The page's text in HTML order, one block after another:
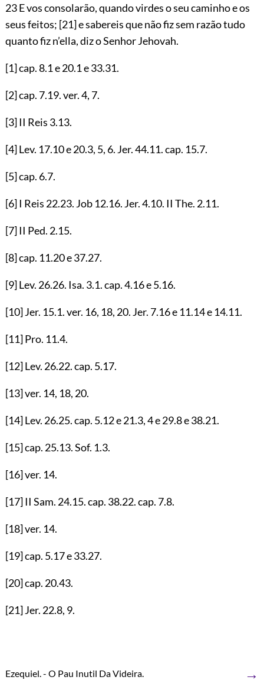
23 E vos consolarão, quando virdes o seu caminho e os
seus feitos; [21]e sabereis que não fiz sem razão tudo
quanto fiz n’ella, diz o SenhorJehovah.
[1]cap.8.1e20.1e33.31.
[2]cap. 7.19. ver.4, 7.
[3]II Reis 3.13.
[4]Lev. 17.10e20.3, 5, 6. Jer.44.11. cap. 15.7.
[5]cap. 6.7.
[6]I Reis 22.23. Job 12.16. Jer.4.10. II The. 2.11.
[7]II Ped. 2.15.
[8]cap. 11.20e37.27.
[9]Lev. 26.26. Isa. 3.1. cap.4.16e5.16.
[10]Jer. 15.1. ver. 16, 18, 20. Jer. 7.16e 11.14e 14.11.
[11]Pro. 11.4.
[12]Lev. 26.22. cap. 5.17.
[13]ver. 14, 18, 20.
[14]Lev. 26.25. cap. 5.12e21.3,4e29.8e38.21.
[15]cap. 25.13. Sof. 1.3.
[16]ver. 14.
[17]II Sam. 24.15. cap. 38.22. cap. 7.8.
[18]ver. 14.
[19]cap. 5.17e33.27.
[20]cap. 20.43.
[21]Jer. 22.8, 9.
Ezequiel. - O Pau Inutil Da Videira. →